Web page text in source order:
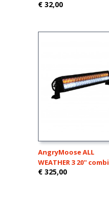
€ 32,00
AngryMoose ALL
WEATHER 3 20'' combi
€ 325,00